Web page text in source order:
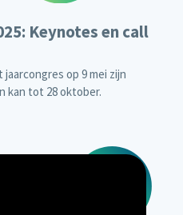
Keynotes en call
op 9 mei zijn
kan tot 28 oktober.